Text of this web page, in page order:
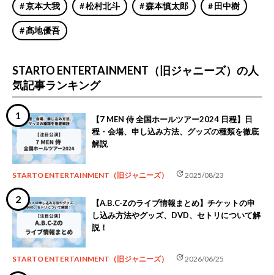
京本大我 松村北斗 森本慎太郎 田中樹
髙地優吾
STARTO ENTERTAINMENT（旧ジャニーズ）の人
気記事ランキング
【7 MEN 侍 全国ホールツアー2024 日程】日
程・会場、申し込み方法、グッズの種類を徹底
解説
STARTO ENTERTAINMENT（旧ジャニーズ） update2025/08/23
【A.B.C-Zのライブ情報まとめ】チケットの申
し込み方法やグッズ、DVD、セトリについて解
説！
STARTO ENTERTAINMENT（旧ジャニーズ） update2026/06/25